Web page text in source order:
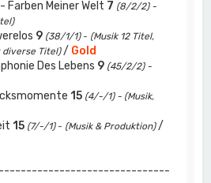
- Farben Meiner Welt 7 (8/2/2) -
9 (38/1/1)- (Musik 12 Titel,
diverse Titel)/ Gold
Des Lebens 9 (45/2/2) -
15 (4/-/1) - (Musik,
15 (7/-/1)- (Musik & Produktion)/